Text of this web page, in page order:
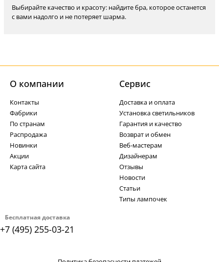
Выбирайте качество и красоту: найдите бра, которое останется
с вами надолго и не потеряет шарма.
Бесплатная доставка
+7 (495) 255-03-21
О компании
Контакты
Фабрики
По странам
Распродажа
Новинки
Акции
Карта сайта
Cервис
Доставка и оплата
Установка светильников
Гарантия и качество
Возврат и обмен
Веб-мастерам
Дизайнерам
Отзывы
Новости
Статьи
Типы лампочек